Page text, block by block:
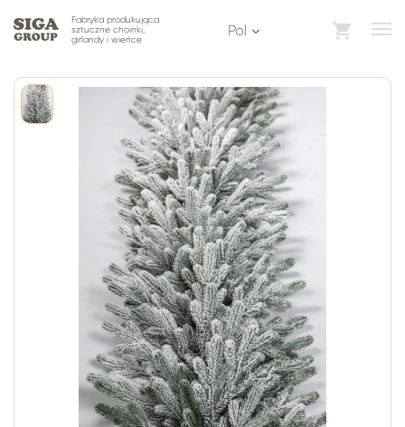
Fabryka produkująca
sztuczne choinki,
girlandy i wieńce
pol